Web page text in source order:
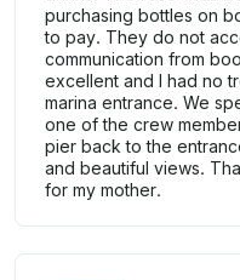
purchasing bottles on
to pay. They do not
communication from
excellent and I had no
marina entrance. We
one of the crew
pier back to the
and beautiful views.
for my mother.